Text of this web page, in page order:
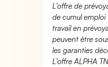
L’offre de
de cumul
travail en
peuvent être
les garanties
L’offre ALPHA